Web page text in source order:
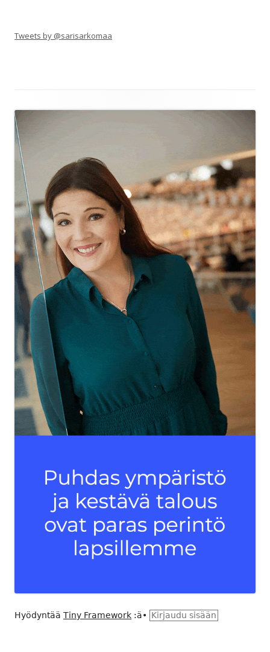
Tweets by @sarisarkomaa
sisältö
Hyödyntää Tiny Framework :ä• Kirjaudu sisään